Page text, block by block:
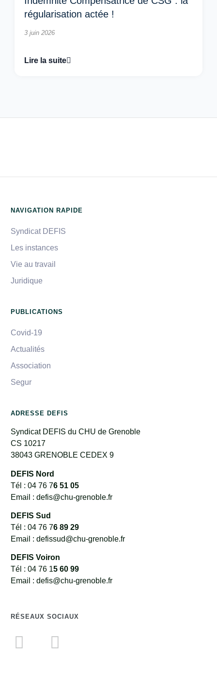
régularisation actée !
3 juin 2026
Lire la suite
NAVIGATION RAPIDE
Syndicat DEFIS
Les instances
Vie au travail
Juridique
PUBLICATIONS
Covid-19
Actualités
Association
Segur
ADRESSE DEFIS
Syndicat DEFIS du CHU de Grenoble
CS 10217
38043 GRENOBLE CEDEX 9
DEFIS Nord
Tél : 04 76 76 51 05
Email : defis@chu-grenoble.fr
DEFIS Sud
Tél : 04 76 76 89 29
Email : defissud@chu-grenoble.fr
DEFIS Voiron
Tél : 04 76 15 60 99
Email : defis@chu-grenoble.fr
RÉSEAUX SOCIAUX